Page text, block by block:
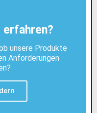
erfahren?
unsere Produkte
Anforderungen